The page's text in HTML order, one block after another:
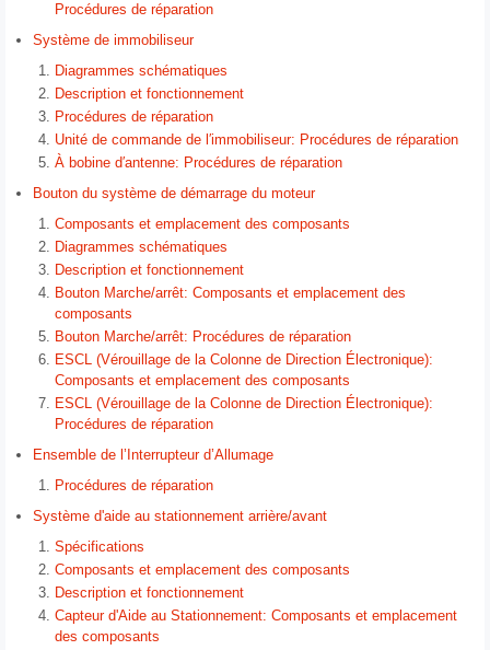
Procédures de réparation
Système de immobiliseur
Diagrammes schématiques
Description et fonctionnement
Procédures de réparation
Unité de commande de l′immobiliseur: Procédures de réparation
À bobine d′antenne: Procédures de réparation
Bouton du système de démarrage du moteur
Composants et emplacement des composants
Diagrammes schématiques
Description et fonctionnement
Bouton Marche/arrêt: Composants et emplacement des
composants
Bouton Marche/arrêt: Procédures de réparation
ESCL (Vérouillage de la Colonne de Direction Électronique):
Composants et emplacement des composants
ESCL (Vérouillage de la Colonne de Direction Électronique):
Procédures de réparation
Ensemble de l’Interrupteur d’Allumage
Procédures de réparation
Système d'aide au stationnement arrière/avant
Spécifications
Composants et emplacement des composants
Description et fonctionnement
Capteur d'Aide au Stationnement: Composants et emplacement
des composants